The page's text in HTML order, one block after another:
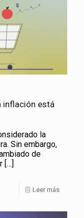
inflación está
la
Sin embargo,
de
[…]
Leer más